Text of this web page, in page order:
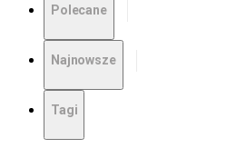
Polecane
Najnowsze
Tagi